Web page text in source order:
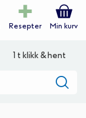
Resepter Min kurv
1 t klikk & hent